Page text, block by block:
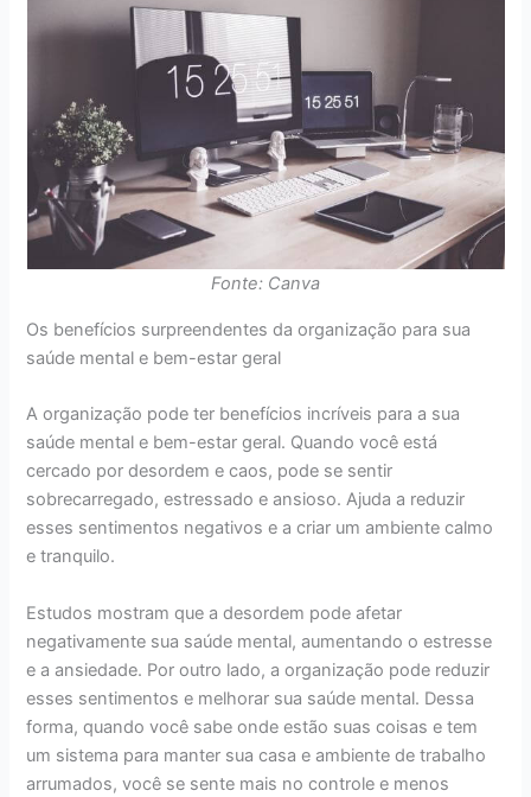
Fonte: Canva
Os benefícios surpreendentes da organização para sua
saúde mental e bem-estar geral
A organização pode ter benefícios incríveis para a sua
saúde mental e bem-estar geral. Quando você está
cercado por desordem e caos, pode se sentir
sobrecarregado, estressado e ansioso. Ajuda a reduzir
esses sentimentos negativos e a criar um ambiente calmo
e tranquilo.
Estudos mostram que a desordem pode afetar
negativamente sua saúde mental, aumentando o estresse
e a ansiedade. Por outro lado, a organização pode reduzir
esses sentimentos e melhorar sua saúde mental. Dessa
forma, quando você sabe onde estão suas coisas e tem
um sistema para manter sua casa e ambiente de trabalho
arrumados, você se sente mais no controle e menos